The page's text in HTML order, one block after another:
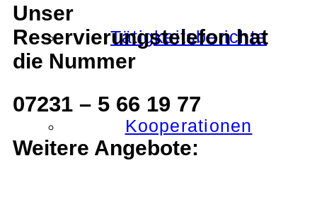
Tätigkeitsberichte
Kooperationen
Unser
Reservierungstelefon hat
die Nummer
07231 – 5 66 19 77
Weitere Angebote: